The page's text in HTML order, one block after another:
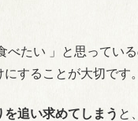
べたい 」と思っている
することが大切です。
を追い求めてしまう と、